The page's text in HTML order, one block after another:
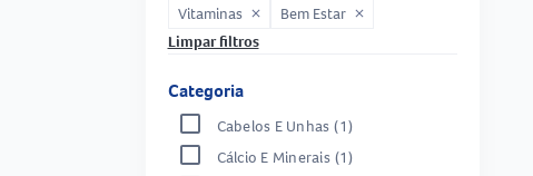
Vitaminas close Bem Estar close
Limpar filtros
Categoria
Cabelos E Unhas (1)
Cálcio E Minerais (1)